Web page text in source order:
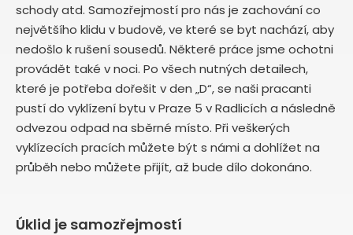
schody atd. Samozřejmostí pro nás je zachování co
největšího klidu v budově, ve které se byt nachází, aby
nedošlo k rušení sousedů. Některé práce jsme ochotni
provádět také v noci. Po všech nutných detailech,
které je potřeba dořešit v den „D“, se naši pracanti
pustí do vyklízení bytu v Praze 5 v Radlicích a následně
odvezou odpad na sběrné místo. Při veškerých
vyklízecích pracích můžete být s námi a dohlížet na
průběh nebo můžete přijít, až bude dílo dokonáno.
Úklid je samozřejmostí